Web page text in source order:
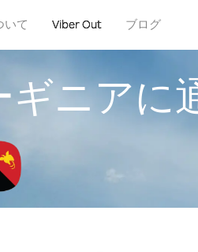
いて Viber Out ブログ
ニアに